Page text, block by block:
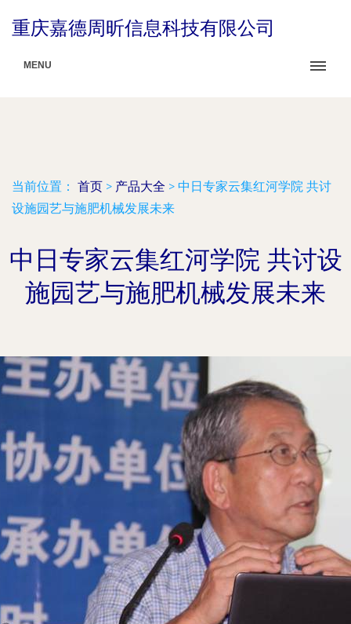
重庆嘉德周昕信息科技有限公司
MENU
当前位置： 首页 > 产品大全 > 中日专家云集红河学院 共讨
设施园艺与施肥机械发展未来
中日专家云集红河学院 共讨设
施园艺与施肥机械发展未来